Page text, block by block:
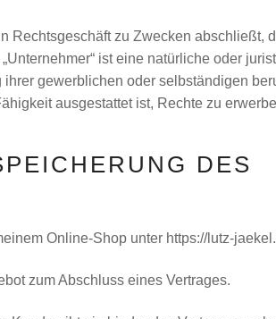
Rechtsgeschäft zu Zwecken abschließt,
ist eine natürliche oder
gewerblichen oder selbständigen
ausgestattet ist, Rechte zu
DES
Online-Shop unter https://lutz-
zum Abschluss eines Vertrages.